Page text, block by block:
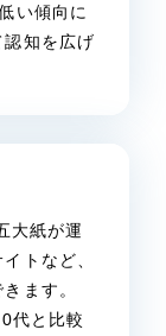
い傾向に
知を広げ
大紙が運
トなど、
ます。
代と比較